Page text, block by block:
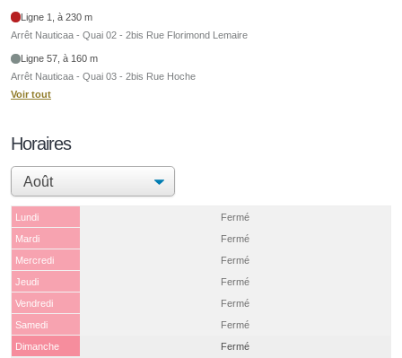
Ligne 1, à 230 m
Arrêt Nauticaa - Quai 02 - 2bis Rue Florimond Lemaire
Ligne 57, à 160 m
Arrêt Nauticaa - Quai 03 - 2bis Rue Hoche
Voir tout
Horaires
Lundi
Fermé
Mardi
Fermé
Mercredi
Fermé
Jeudi
Fermé
Vendredi
Fermé
Samedi
Fermé
Dimanche
Fermé